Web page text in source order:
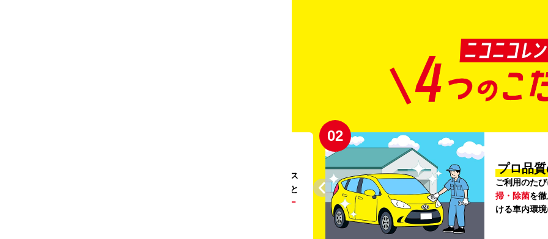
。ガソリンス
タンドや整備工場の既存インフラを活用すること
リー
02
プロ品
ご利用のた
掃・除菌を
ける車内環